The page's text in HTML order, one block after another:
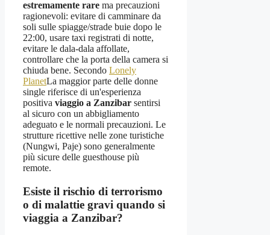
estremamente rare ma precauzioni
ragionevoli: evitare di camminare da
soli sulle spiagge/strade buie dopo le
22:00, usare taxi registrati di notte,
evitare le dala-dala affollate,
controllare che la porta della camera si
chiuda bene. Secondo Lonely
PlanetLa maggior parte delle donne
single riferisce di un'esperienza
positiva viaggio a Zanzibar sentirsi
al sicuro con un abbigliamento
adeguato e le normali precauzioni. Le
strutture ricettive nelle zone turistiche
(Nungwi, Paje) sono generalmente
più sicure delle guesthouse più
remote.
Esiste il rischio di terrorismo
o di malattie gravi quando si
viaggia a Zanzibar?